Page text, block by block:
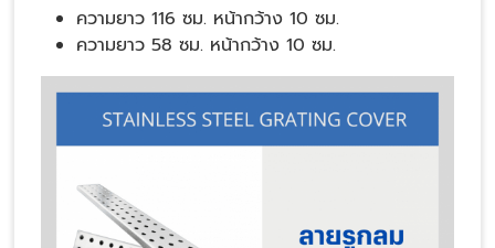
ความยาว 116 ซม. หน้ากว้าง 10 ซม.
ความยาว 58 ซม. หน้ากว้าง 10 ซม.